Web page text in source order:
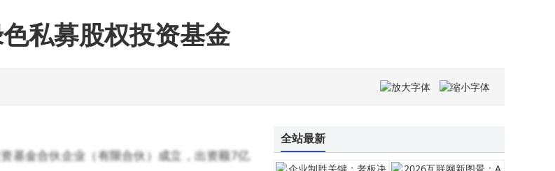
星网锐捷、合力泰等新设创投合伙企业
大基金三期旗下基金入股HDI方案提供商安捷利美维
私募股权投资基金
基金合伙企业（有限合伙）成立，出资额7亿
全站最新